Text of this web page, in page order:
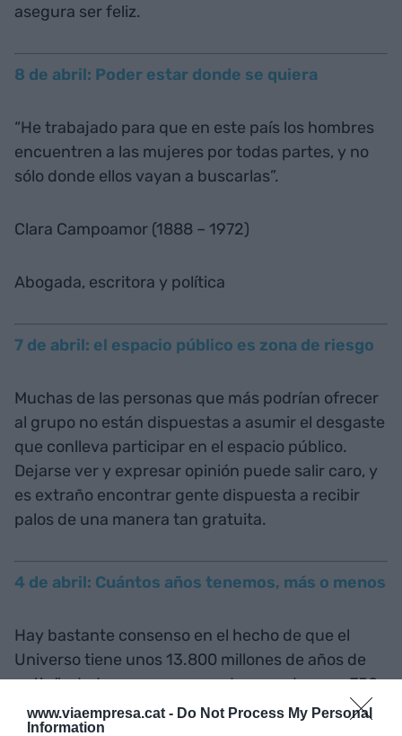
www.viaempresa.cat - Do Not Process My Personal
Information
asegura ser feliz.
8 de abril: Poder estar donde se quiera
“He trabajado para que en este país los hombres
encuentren a las mujeres por todas partes, y no
sólo donde ellos vayan a buscarlas”.
Clara Campoamor (1888 – 1972)
Abogada, escritora y política
7 de abril: el espacio público es zona de riesgo
Muchas de las personas que más podrían ofrecer
al grupo no están dispuestas a asumir el desgaste
que conlleva participar en el espacio público.
Dejarse ver y expresar opinión puede salir caro, y
es extraño encontrar gente dispuesta a recibir
palos de una manera tan gratuita.
4 de abril: Cuántos años tenemos, más o menos
Hay bastante consenso en el hecho de que el
Universo tiene unos 13.800 millones de años de
antigüedad, con un margen de error de unos 750
millones de años, arriba o abajo.